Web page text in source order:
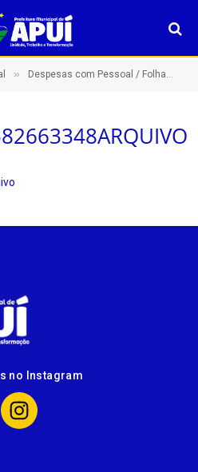
» Despesas com Pessoal / Folhas de Pagamento
no Instagram